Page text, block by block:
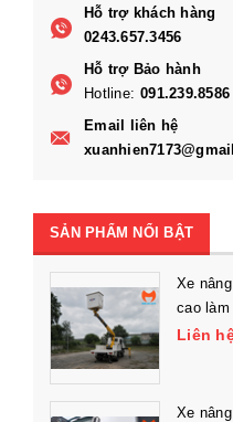
Hỗ trợ khách hàng
0243.657.3456
Hỗ trợ Bảo hành
Hotline: 091.239.8586
Email liên hệ
SẢN PHẨM NỔI BẬT
Xe
cao làm
Liên
Xe